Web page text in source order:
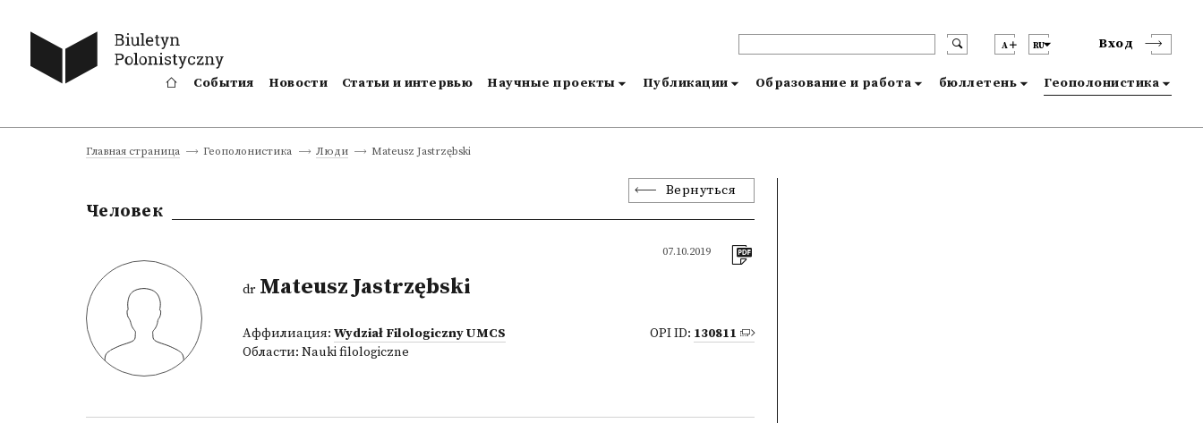
A RU Вход
События Новости Статьи и интервью Научные проекты Публикации Образование и работа бюллетень Геополонистика
Главная страница Геополонистика Люди Mateusz Jastrzębski
Вернуться
Человек
07.10.2019
drMateusz Jastrzębski
Аффилиация: Wydział Filologiczny UMCS
Области: Nauki filologiczne
OPI ID: 130811